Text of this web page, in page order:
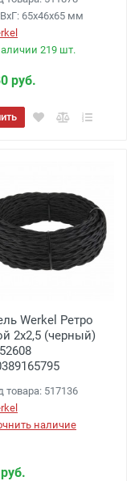
65x46x65 мм
219 шт.
руб.
Ретро
Werkel Ретро
2х2,5 (черный)
товара: 517136
наличие